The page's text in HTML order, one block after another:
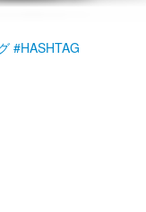
#HASHTAG